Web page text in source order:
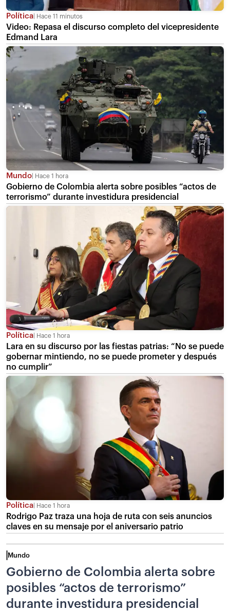
Política Hace 11 minutos
Video: Repasa el discurso completo del vicepresidente
Edmand Lara
Mundo Hace 1 hora
Gobierno de Colombia alerta sobre posibles “actos de
terrorismo” durante investidura presidencial
Política Hace 1 hora
Lara en su discurso por las fiestas patrias: “No se puede
gobernar mintiendo, no se puede prometer y después
no cumplir”
Política Hace 1 hora
Rodrigo Paz traza una hoja de ruta con seis anuncios
claves en su mensaje por el aniversario patrio
Mundo
Gobierno de Colombia alerta sobre
posibles “actos de terrorismo”
durante investidura presidencial